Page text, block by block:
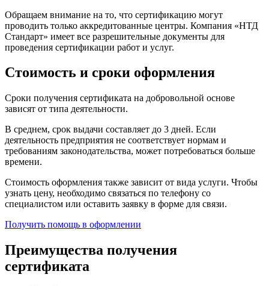
Обращаем внимание на то, что сертификацию могут
проводить только аккредитованные центры. Компания «НТД
Стандарт» имеет все разрешительные документы для
проведения сертификации работ и услуг.
Стоимость и сроки оформления
Сроки получения сертификата на добровольной основе
зависят от типа деятельности.
В среднем, срок выдачи составляет до 3 дней. Если
деятельность предприятия не соответствует нормам и
требованиям законодательства, может потребоваться больше
времени.
Стоимость оформления также зависит от вида услуги. Чтобы
узнать цену, необходимо связаться по телефону со
специалистом или оставить заявку в форме для связи.
Получить помощь в оформлении
Преимущества получения
сертификата